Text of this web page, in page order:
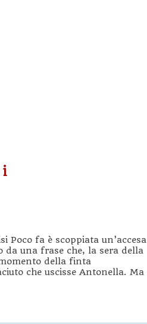
i
Poco fa è scoppiata un’accesa
una frase che, la sera della
della finta
che uscisse Antonella. Ma